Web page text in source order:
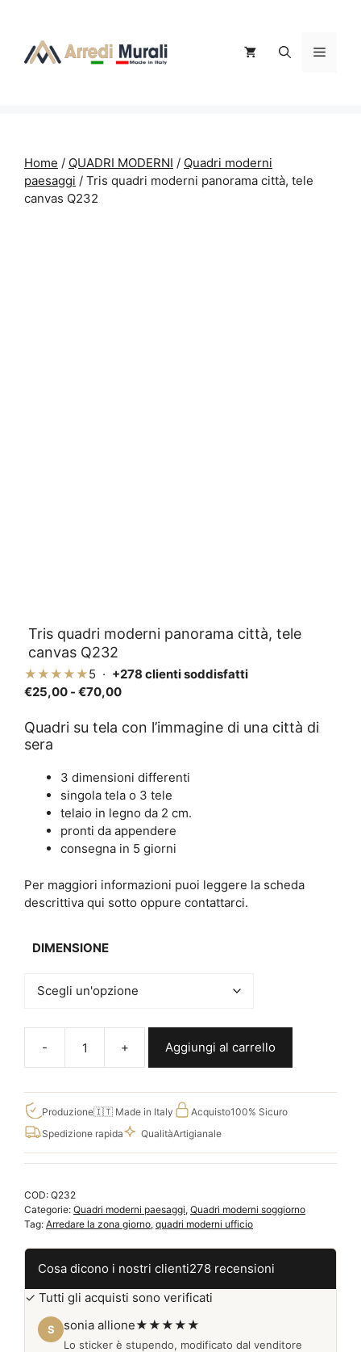
contenuto
Menu
Home / QUADRI MODERNI / Quadri moderni
paesaggi / Tris quadri moderni panorama città, tele
canvas Q232
Tris quadri moderni panorama città, tele
canvas Q232
★★★★★5 · +278 clienti soddisfatti
€25,00 - €70,00Fascia
prezzo:
a
€70,00
Quadri su tela con l’immagine di una città di
sera
3 dimensioni differenti
singola tela o 3 tele
telaio in legno da 2 cm.
pronti da appendere
consegna in 5 giorni
Per maggiori informazioni puoi leggere la scheda
descrittiva qui sotto oppure contattarci.
DIMENSIONE
quadri
moderni
panorama
città,
canvas
Aggiungi al carrello
Produzione🇮🇹 Made in Italy Acquisto100% Sicuro
Spedizione rapida
QualitàArtigianale
COD: Q232
Categorie: Quadri moderni paesaggi, Quadri moderni soggiorno
Tag: Arredare la zona giorno, quadri moderni ufficio
Cosa dicono i nostri clienti278 recensioni
✓ Tutti gli acquisti sono verificati
S sonia allione★★★★★
Lo sticker è stupendo, modificato dal venditore